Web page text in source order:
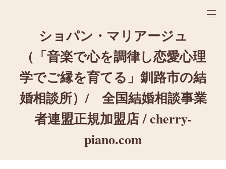
ショパン・マリアージュ
（「音楽で心を調律し恋愛心理
学でご縁を育てる」釧路市の結
婚相談所）/ 全国結婚相談事業
者連盟正規加盟店 / cherry-
piano.com